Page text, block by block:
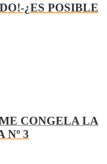
¿ES POSIBLE
CONGELA LA
Nº 3